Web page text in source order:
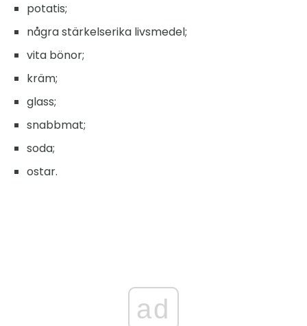
potatis;
några stärkelserika livsmedel;
vita bönor;
kräm;
glass;
snabbmat;
soda;
ostar.
ad